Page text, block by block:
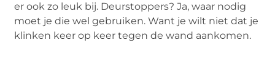
er ook zo leuk bij. Deurstoppers? Ja, waar nodig
moet je die wel gebruiken. Want je wilt niet dat je
klinken keer op keer tegen de wand aankomen.